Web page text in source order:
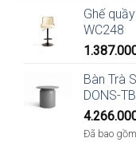
Ghế
WC248
Bàn Trà
DONS-
Đã bao